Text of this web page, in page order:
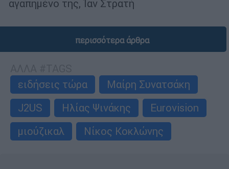
αγαπημένο της, Ίαν Στρατή
περισσότερα άρθρα
ειδήσεις τώρα
Μαίρη Συνατσάκη
J2US
Ηλίας Ψινάκης
Eurovision
μιούζικαλ
Νίκος Κοκλώνης